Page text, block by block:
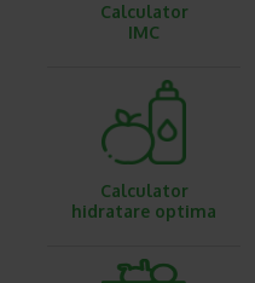
Calculator
IMC
Calculator
hidratare optima